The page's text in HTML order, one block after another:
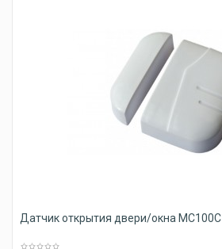
Датчик открытия двери/окна MC100C